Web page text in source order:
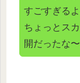
すごすぎる
ちょっとス
開だったな〜